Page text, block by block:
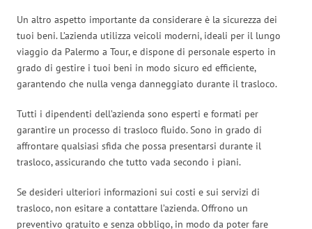
Un altro aspetto importante da considerare è la sicurezza dei
tuoi beni. L’azienda utilizza veicoli moderni, ideali per il lungo
viaggio da Palermo a Tour, e dispone di personale esperto in
grado di gestire i tuoi beni in modo sicuro ed efficiente,
garantendo che nulla venga danneggiato durante il trasloco.
Tutti i dipendenti dell’azienda sono esperti e formati per
garantire un processo di trasloco fluido. Sono in grado di
affrontare qualsiasi sfida che possa presentarsi durante il
trasloco, assicurando che tutto vada secondo i piani.
Se desideri ulteriori informazioni sui costi e sui servizi di
trasloco, non esitare a contattare l’azienda. Offrono un
preventivo gratuito e senza obbligo, in modo da poter fare